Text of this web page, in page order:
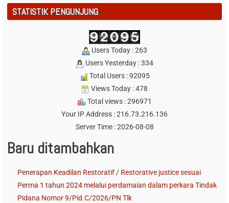
STATISTIK PENGUNJUNG
Users Today : 263
Users Yesterday : 334
Total Users : 92095
Views Today : 478
Total views : 296971
Your IP Address : 216.73.216.136
Server Time : 2026-08-08
Baru ditambahkan
Penerapan Keadilan Restoratif / Restorative justice sesuai
Perma 1 tahun 2024 melalui perdamaian dalam perkara Tindak
Pidana Nomor 9/Pid.C/2026/PN Tlk